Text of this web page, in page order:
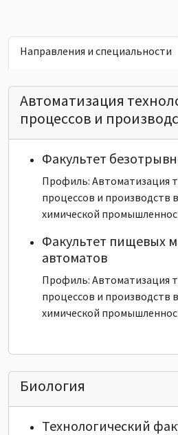
Направления и специальности
Автоматизация
процессов и
Факультет
Профиль: Автоматизация
процессов и производств
химической
Факультет пищевых
автоматов
Профиль: Автоматизация
процессов и производств
химической
Биология
Технологический